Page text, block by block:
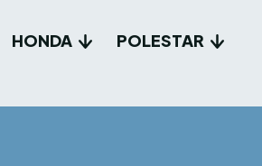
HONDA
POLESTAR